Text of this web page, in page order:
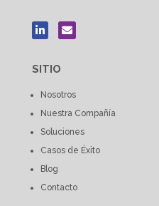
SITIO
Nosotros
Nuestra Compañía
Soluciones
Casos de Éxito
Blog
Contacto